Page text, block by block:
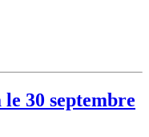
30 septembre